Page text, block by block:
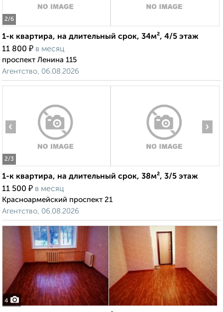
2/6
1-к квартира, на длительный срок, 34м², 4/5 этаж
11 800 ₽ в месяц
проспект Ленина 115
Агентство, 06.08.2026
2/3
‹ ›
1-к квартира, на длительный срок, 38м², 3/5 этаж
11 500 ₽ в месяц
Красноармейский проспект 21
Агентство, 06.08.2026
4